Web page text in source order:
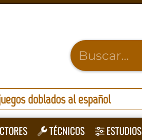
doblados al español
TÉCNICOS ESTUDIOS